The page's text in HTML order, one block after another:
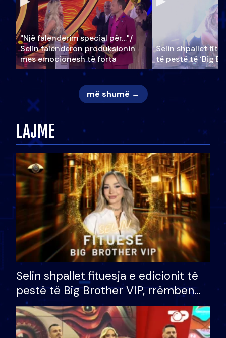
"Një falenderim special për…"/
Selin falënderon produksionin
mes emocionesh të forta
Selin shpallet
të pestë të ‘Big
më shumë →
LAJME
Selin shpallet fituesja e edicionit të
pestë të Big Brother VIP, rrëmben
çmimin e madh prej 100 mijë eurosh